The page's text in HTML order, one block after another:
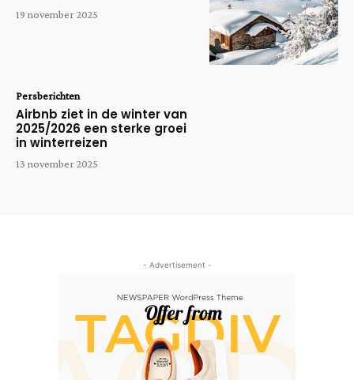
19 november 2025
Persberichten
Airbnb ziet in de winter van
2025/2026 een sterke groei
in winterreizen
13 november 2025
- Advertisement -